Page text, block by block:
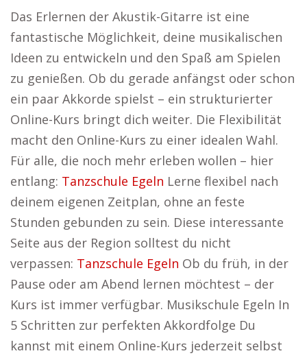
Das Erlernen der Akustik-Gitarre ist eine
fantastische Möglichkeit, deine musikalischen
Ideen zu entwickeln und den Spaß am Spielen
zu genießen. Ob du gerade anfängst oder schon
ein paar Akkorde spielst – ein strukturierter
Online-Kurs bringt dich weiter. Die Flexibilität
macht den Online-Kurs zu einer idealen Wahl.
Für alle, die noch mehr erleben wollen – hier
entlang: Tanzschule Egeln Lerne flexibel nach
deinem eigenen Zeitplan, ohne an feste
Stunden gebunden zu sein. Diese interessante
Seite aus der Region solltest du nicht
verpassen: Tanzschule Egeln Ob du früh, in der
Pause oder am Abend lernen möchtest – der
Kurs ist immer verfügbar. Musikschule Egeln In
5 Schritten zur perfekten Akkordfolge Du
kannst mit einem Online-Kurs jederzeit selbst